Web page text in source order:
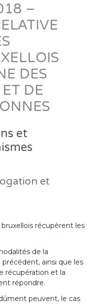
–
DES
DE
et
et
récupèrent les
de la
ainsi que les
récupération et la
répondre.
peuvent, le cas